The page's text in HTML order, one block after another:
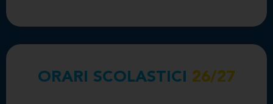
ORARI SCOLASTICI 26/27